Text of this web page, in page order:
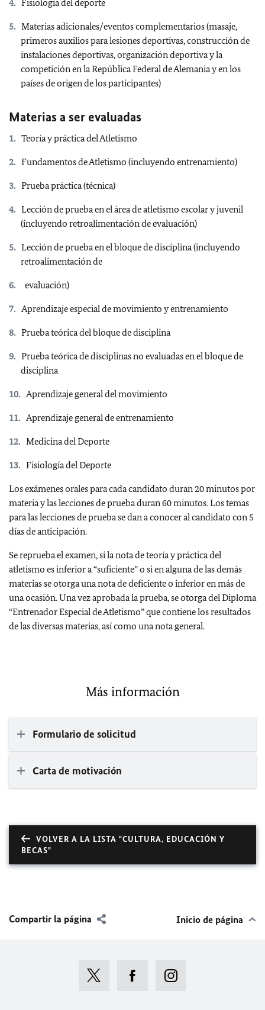
Fisiología del deporte
Materias adicionales/eventos complementarios (masaje,
primeros auxilios para lesiones deportivas, construcción de
instalaciones deportivas, organización deportiva y la
competición en la República Federal de Alemania y en los
países de origen de los participantes)
Materias a ser evaluadas
Teoría y práctica del Atletismo
Fundamentos de Atletismo (incluyendo entrenamiento)
Prueba práctica (técnica)
Lección de prueba en el área de atletismo escolar y juvenil
(incluyendo retroalimentación de evaluación)
Lección de prueba en el bloque de disciplina (incluyendo
retroalimentación de
evaluación)
Aprendizaje especial de movimiento y entrenamiento
Prueba teórica del bloque de disciplina
Prueba teórica de disciplinas no evaluadas en el bloque de
disciplina
Aprendizaje general del movimiento
Aprendizaje general de entrenamiento
Medicina del Deporte
Fisiología del Deporte
Los exámenes orales para cada candidato duran 20 minutos por
materia y las lecciones de prueba duran 60 minutos. Los temas
para las lecciones de prueba se dan a conocer al candidato con 5
días de anticipación.
Se reprueba el examen, si la nota de teoría y práctica del
atletismo es inferior a “suficiente” o si en alguna de las demás
materias se otorga una nota de deficiente o inferior en más de
una ocasión. Una vez aprobada la prueba, se otorga del Diploma
“Entrenador Especial de Atletismo” que contiene los resultados
de las diversas materias, así como una nota general.
Más información
Formulario de solicitud
Carta de motivación
VOLVER A LA LISTA "CULTURA, EDUCACIÓN Y
BECAS"
Compartir la página Inicio de página